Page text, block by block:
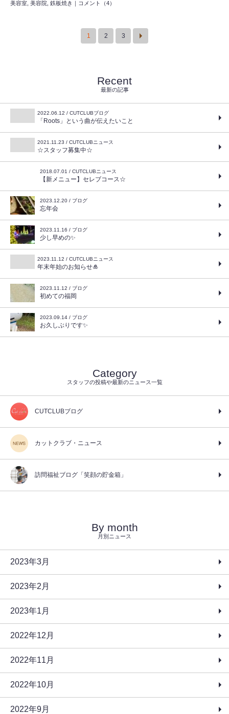
美容室 美容院 鉄板焼き ｜ コメント（4）
1 2 3
Recent
最新の記事
2022.06.12 / CUTCLUBブログ
「Roots」という曲が伝えたいこと
2021.11.23 / CUTCLUBニュース
☆スタッフ募集中☆
2018.07.01 / CUTCLUBニュース
【新メニュー】セレブコース☆
2023.12.20 / ブログ
忘年会
2023.11.16 / ブログ
少し早めの✨
2023.11.12 / CUTCLUBニュース
年末年始のお知らせ🎍
2023.11.12 / ブログ
初めての福岡
2023.09.14 / ブログ
お久しぶりです✨
Category
スタッフの投稿や最新のニュース一覧
CUTCLUBブログ
カットクラブ・ニュース
訪問福祉ブログ「笑顔の貯金箱」
By month
月別ニュース
2023年3月
2023年2月
2023年1月
2022年12月
2022年11月
2022年10月
2022年9月